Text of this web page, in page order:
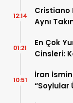
Cristiano
Aynı
12:14
En Çok
Cinsleri:
01:21
İran
“Soylular
10:51